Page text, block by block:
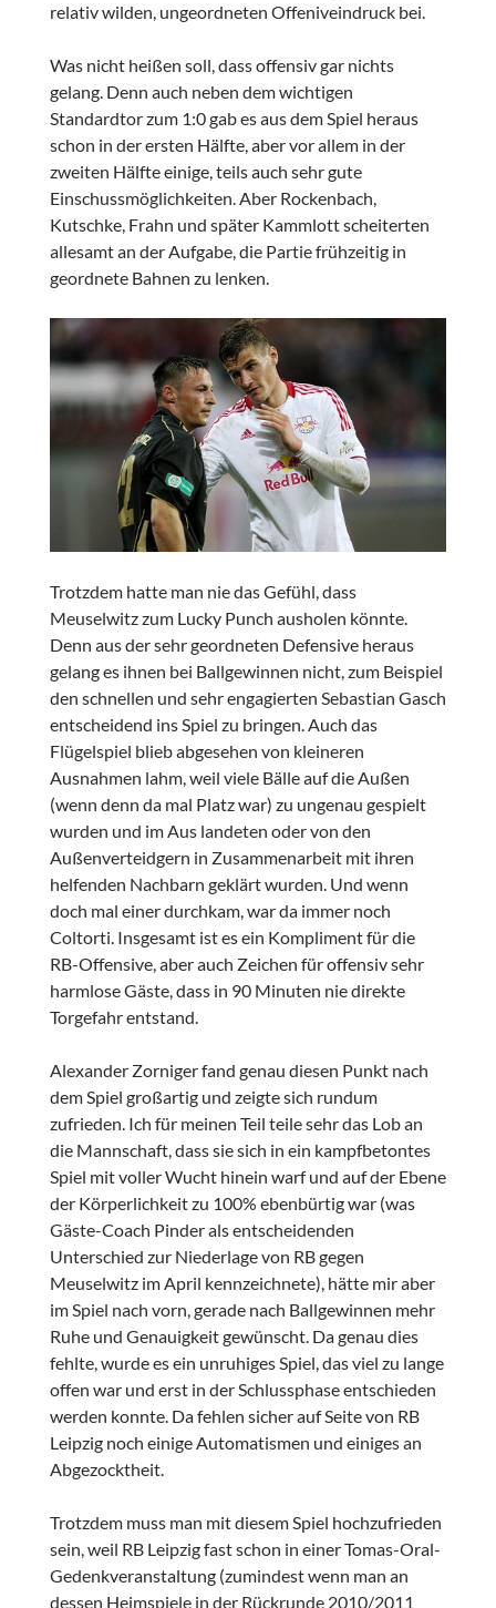
relativ wilden, ungeordneten Offeniveindruck bei.
Was nicht heißen soll, dass offensiv gar nichts
gelang. Denn auch neben dem wichtigen
Standardtor zum 1:0 gab es aus dem Spiel heraus
schon in der ersten Hälfte, aber vor allem in der
zweiten Hälfte einige, teils auch sehr gute
Einschussmöglichkeiten. Aber Rockenbach,
Kutschke, Frahn und später Kammlott scheiterten
allesamt an der Aufgabe, die Partie frühzeitig in
geordnete Bahnen zu lenken.
Trotzdem hatte man nie das Gefühl, dass
Meuselwitz zum Lucky Punch ausholen könnte.
Denn aus der sehr geordneten Defensive heraus
gelang es ihnen bei Ballgewinnen nicht, zum Beispiel
den schnellen und sehr engagierten Sebastian Gasch
entscheidend ins Spiel zu bringen. Auch das
Flügelspiel blieb abgesehen von kleineren
Ausnahmen lahm, weil viele Bälle auf die Außen
(wenn denn da mal Platz war) zu ungenau gespielt
wurden und im Aus landeten oder von den
Außenverteidgern in Zusammenarbeit mit ihren
helfenden Nachbarn geklärt wurden. Und wenn
doch mal einer durchkam, war da immer noch
Coltorti. Insgesamt ist es ein Kompliment für die
RB-Offensive, aber auch Zeichen für offensiv sehr
harmlose Gäste, dass in 90 Minuten nie direkte
Torgefahr entstand.
Alexander Zorniger fand genau diesen Punkt nach
dem Spiel großartig und zeigte sich rundum
zufrieden. Ich für meinen Teil teile sehr das Lob an
die Mannschaft, dass sie sich in ein kampfbetontes
Spiel mit voller Wucht hinein warf und auf der Ebene
der Körperlichkeit zu 100% ebenbürtig war (was
Gäste-Coach Pinder als entscheidenden
Unterschied zur Niederlage von RB gegen
Meuselwitz im April kennzeichnete), hätte mir aber
im Spiel nach vorn, gerade nach Ballgewinnen mehr
Ruhe und Genauigkeit gewünscht. Da genau dies
fehlte, wurde es ein unruhiges Spiel, das viel zu lange
offen war und erst in der Schlussphase entschieden
werden konnte. Da fehlen sicher auf Seite von RB
Leipzig noch einige Automatismen und einiges an
Abgezocktheit.
Trotzdem muss man mit diesem Spiel hochzufrieden
sein, weil RB Leipzig fast schon in einer Tomas-Oral-
Gedenkveranstaltung (zumindest wenn man an
dessen Heimspiele in der Rückrunde 2010/2011